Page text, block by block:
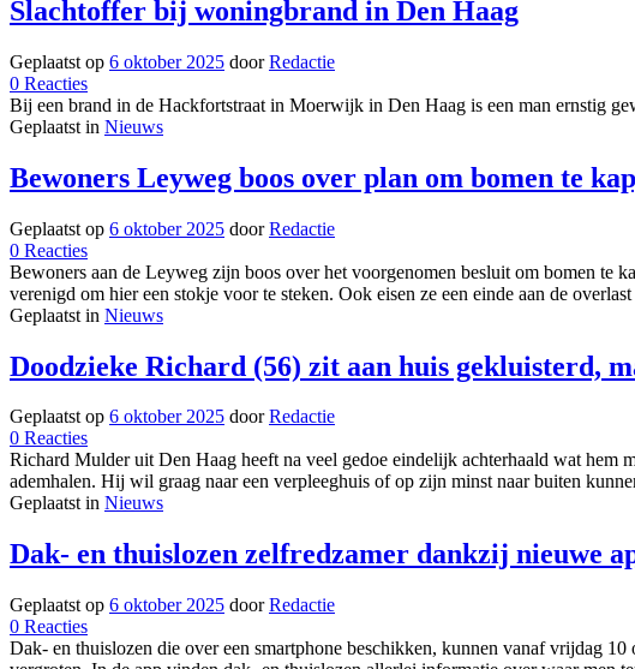
Slachtoffer bij woningbrand in Den Haag
Geplaatst op 6 oktober 2025 door Redactie
0 Reactiesop
Slachtoffer
bij
Den
Bij een brand in de Hackfortstraat in Moerwijk in Den Haag is een man ernstig
Geplaatst in Nieuws
Bewoners Leyweg boos over plan om bomen te
Geplaatst op 6 oktober 2025 door Redactie
0 Reactiesop
Bewoners
Leyweg
boos
plan
om
te
kappen
bij
pompstation:
‘Is
niet
oké’
Bewoners aan de Leyweg zijn boos over het voorgenomen besluit om bomen te
verenigd om hier een stokje voor te steken. Ook eisen ze een einde aan de
Geplaatst in Nieuws
Doodzieke Richard (56) zit aan huis gekluisterd,
Geplaatst op 6 oktober 2025 door Redactie
0 Reactiesop
Doodzieke
Richard
(56)
aan
huis
maar
niemand
in
Richard Mulder uit Den Haag heeft na veel gedoe eindelijk achterhaald wat hem
ademhalen. Hij wil graag naar een verpleeghuis of op zijn minst naar buiten
Geplaatst in Nieuws
Dak- en thuislozen zelfredzamer dankzij nieuwe
Geplaatst op 6 oktober 2025 door Redactie
0 Reactiesop
Dak-
Dak- en thuislozen die over een smartphone beschikken, kunnen vanaf vrijdag